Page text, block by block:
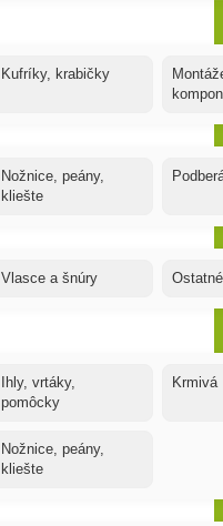
Kufríky, krabičky
Nožnice, peány,
kliešte
Vlasce a šnúry
Ihly, vrtáky,
pomôcky
Krmivá
Nožnice, peány,
kliešte